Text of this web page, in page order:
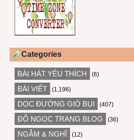
Categories
BÀI HÁT YÊU THÍCH (6)
BÀI VIẾT (1,196)
DỌC ĐƯỜNG GIÓ BỤI (407)
ĐỖ NGỌC TRANG BLOG (36)
NGẪM & NGHĨ (12)